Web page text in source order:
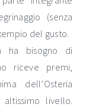
(senza
del gusto.
ha bisogno di
riceve premi,
dell’Osteria
livello.